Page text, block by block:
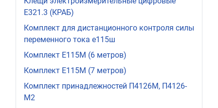
Е321.3 (КРАБ)
Комплект для дистанционного контроля силы
переменного тока е115ш
Комплект Е115М (6 метров)
Комплект Е115М (7 метров)
Комплект принадлежностей П4126М, П4126-
М2